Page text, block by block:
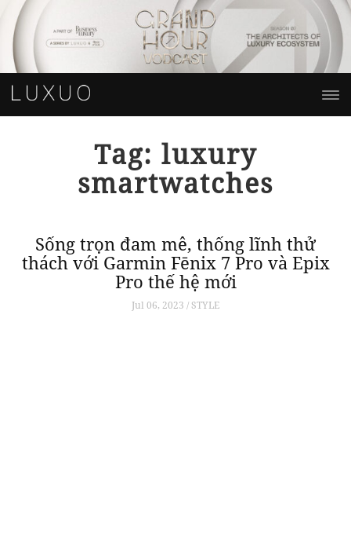
Tag: luxury
smartwatches
Sống trọn đam mê, thống lĩnh thử
thách với Garmin Fēnix 7 Pro và Epix
Pro thế hệ mới
Jul 06, 2023 / STYLE